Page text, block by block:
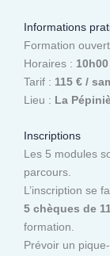
Informations
Formation
Horaires :
Tarif : 115 € /
Lieu : La
Inscriptions
Les 5 modules
parcours.
L’inscription se
5 chèques de
formation.
Prévoir un